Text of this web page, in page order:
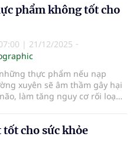
Cùng tham khảo 5 bài thuốc
phẩm không tốt cho
| 21/12/2025
thực phẩm nếu nạp
xuyên sẽ âm thầm gây hại
làm tăng nguy cơ rối loạn
tránh ăn các loại thực phẩm
cho sức khỏe